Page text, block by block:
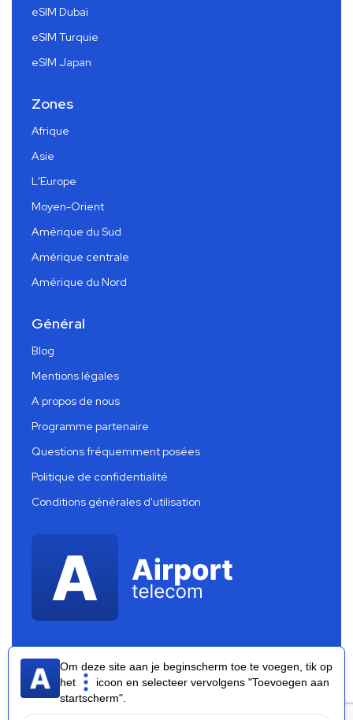
eSIM Dubaï
eSIM Turquie
eSIM Japan
Zones
Afrique
Asie
L'Europe
Moyen-Orient
Amérique du Sud
Amérique centrale
Amérique du Nord
Général
Blog
Mentions légales
A propos de nous
Programme partenaire
Questions fréquemment posées
Politique de confidentialité
Conditions générales d'utilisation
Airport Telecom 2026 ®
Om deze site aan je beginscherm toe te voegen, tik op
het
icoon en selecteer vervolgens "Toevoegen aan
startscherm".